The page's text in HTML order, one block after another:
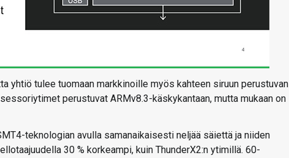
yhtiö tulee tuomaan markkinoille myös kahteen siruun perustuvan
perustuvat ARMv8.3-käskykantaan, mutta mukaan on
teknologian avulla samanaikaisesti neljää säiettä ja niiden
30 % korkeampi, kuin ThunderX2:n ytimillä. 60-